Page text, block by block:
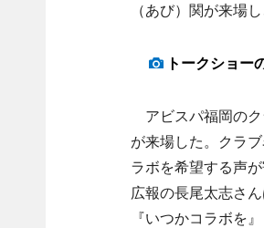
（あび）関が来場
トークショー
アビスパ福岡のク
が来場した。クラ
ラボを希望する声
広報の長尾太志さ
『いつかコラボを